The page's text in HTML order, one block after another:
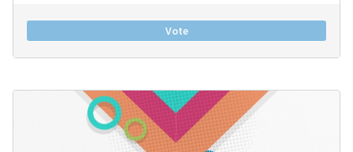
Vote